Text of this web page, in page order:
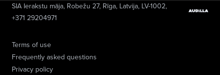
Terms of use
Frequently asked questions
Privacy policy
SIA Ierakstu māja, Robežu 27, Rīga, Latvija, LV-1002,
+371 29204971